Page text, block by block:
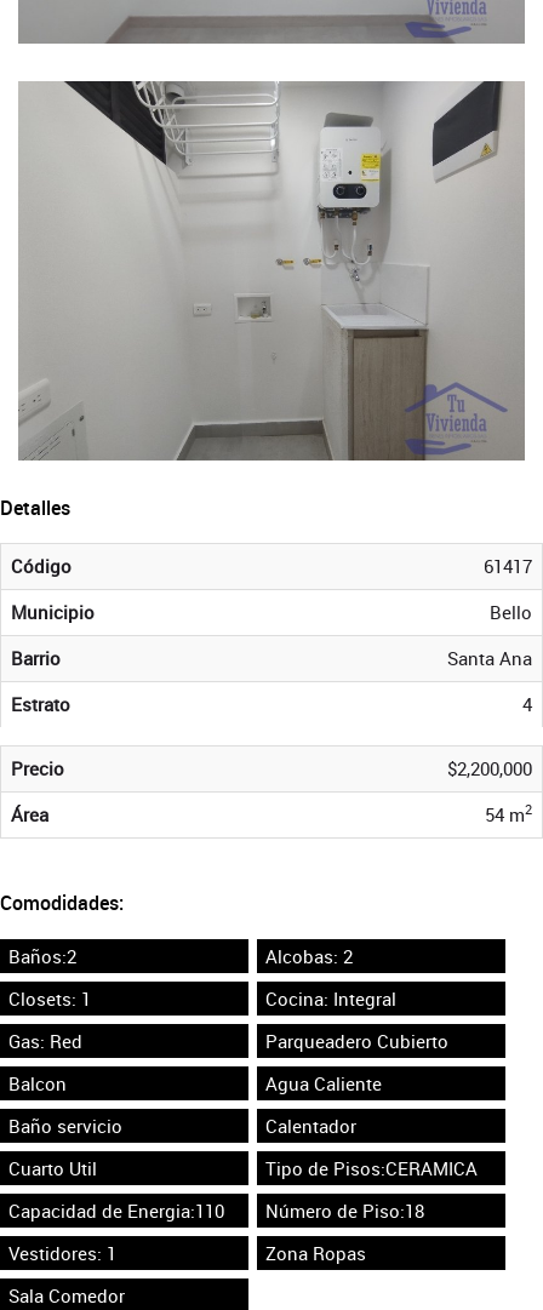
Detalles
Código
61417
Municipio
Bello
Barrio
Santa Ana
Estrato
4
Precio
$2,200,000
Área
54 m2
Comodidades:
Baños:2
Alcobas: 2
Closets: 1
Cocina: Integral
Gas: Red
Parqueadero Cubierto
Balcon
Agua Caliente
Baño servicio
Calentador
Cuarto Util
Tipo de Pisos:CERAMICA
Capacidad de Energia:110
Número de Piso:18
Vestidores: 1
Zona Ropas
Sala Comedor